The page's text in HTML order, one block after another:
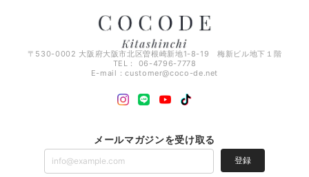
〒530-0002 大阪府大阪市北区曽根崎新地1-8-19 梅新ビル地下１階
TEL： 06-4796-7778
E-mail：customer@coco-de.net
メールマガジンを受け取る
登録